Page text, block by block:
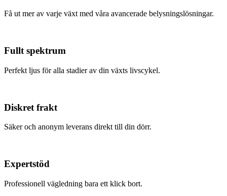
Få ut mer av varje växt med våra avancerade belysningslösningar.
Fullt spektrum
Perfekt ljus för alla stadier av din växts livscykel.
Diskret frakt
Säker och anonym leverans direkt till din dörr.
Expertstöd
Professionell vägledning bara ett klick bort.